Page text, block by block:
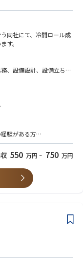
社内調整等）
機、脱水機、分離器、沈
同社にて、冷間ロール成
す。
、設備設計、設備立ち上
の構想設計から携わり、
。
験がある方
550 万円 ~ 750 万円